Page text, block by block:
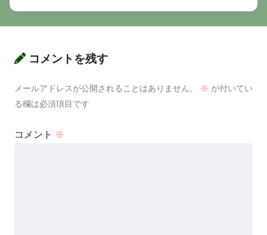
コメントを残す
メールアドレスが公開されることはありません。 ※ が付いてい
る欄は必須項目です
コメント ※